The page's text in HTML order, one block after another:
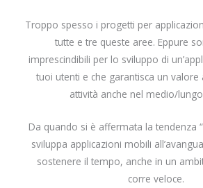
Troppo spesso i progetti per
tutte e tre queste aree. Eppure
imprescindibili per lo sviluppo di
tuoi utenti e che garantisca un valore
attività anche nel medio/
Da quando si è affermata la tendenza
sviluppa applicazioni mobili
sostenere il tempo, anche in un
corre veloce.